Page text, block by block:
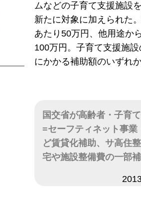
ムなどの子育て支援施設
新たに対象に加えられた
あたり50万円、他用途か
100万円。子育て支援施
にかかる補助額のいずれ
国交省が高齢者・子育
=セーフティネット事業
ど賃貸化補助、サ高住
宅や施設整備費の一部